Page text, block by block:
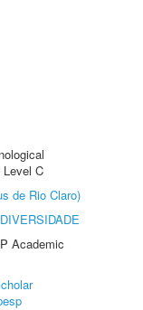
Level C
de Rio Claro)
Academic